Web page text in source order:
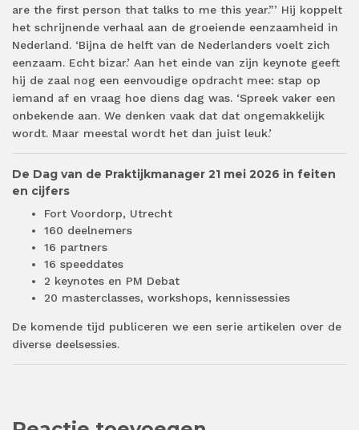
are the first person that talks to me this year.”’ Hij koppelt
het schrijnende verhaal aan de groeiende eenzaamheid in
Nederland. ‘Bijna de helft van de Nederlanders voelt zich
eenzaam. Echt bizar.’ Aan het einde van zijn keynote geeft
hij de zaal nog een eenvoudige opdracht mee: stap op
iemand af en vraag hoe diens dag was. ‘Spreek vaker een
onbekende aan. We denken vaak dat dat ongemakkelijk
wordt. Maar meestal wordt het dan juist leuk.’
De Dag van de Praktijkmanager 21 mei 2026 in feiten
en cijfers
Fort Voordorp, Utrecht
160 deelnemers
16 partners
16 speeddates
2 keynotes en PM Debat
20 masterclasses, workshops, kennissessies
De komende tijd publiceren we een serie artikelen over de
diverse deelsessies.